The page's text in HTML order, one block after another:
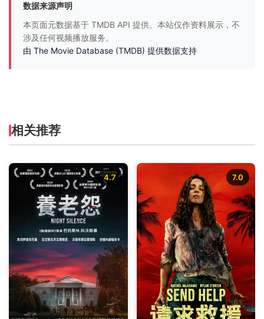
数据来源声明
本页面元数据基于 TMDB API 提供。本站仅作资料展示，不
涉及任何视频播放服务。
由 The Movie Database (TMDB) 提供数据支持
相关推荐
4.7 7.0